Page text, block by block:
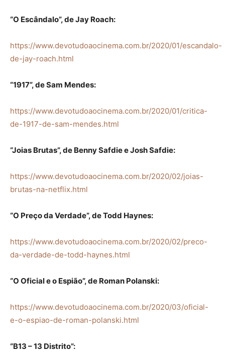
“O Escândalo”, de Jay Roach:
https://www.devotudoaocinema.com.br/2020/01/escandalo-
de-jay-roach.html
“1917”, de Sam Mendes:
https://www.devotudoaocinema.com.br/2020/01/critica-
de-1917-de-sam-mendes.html
“Joias Brutas”, de Benny Safdie e Josh Safdie:
https://www.devotudoaocinema.com.br/2020/02/joias-
brutas-na-netflix.html
“O Preço da Verdade”, de Todd Haynes:
https://www.devotudoaocinema.com.br/2020/02/preco-
da-verdade-de-todd-haynes.html
“O Oficial e o Espião”, de Roman Polanski:
https://www.devotudoaocinema.com.br/2020/03/oficial-
e-o-espiao-de-roman-polanski.html
“B13 – 13 Distrito”: